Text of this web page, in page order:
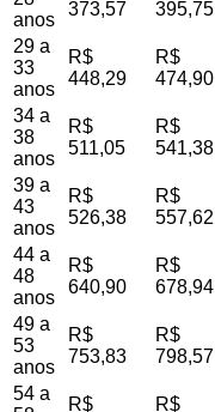
anos
373,57
395,75
29 a
33
anos
R$
448,29
R$
474,90
34 a
38
anos
R$
511,05
R$
541,38
39 a
43
anos
R$
526,38
R$
557,62
44 a
48
anos
R$
640,90
R$
678,94
49 a
53
anos
R$
753,83
R$
798,57
54 a
R$
R$